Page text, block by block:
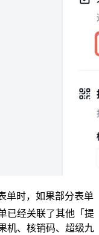
单时，如果部分表单
已经关联了其他「提
机、核销码、超级九